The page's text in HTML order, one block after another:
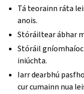
Tá teorainn ráta
anois.
Stóráiltear ábhar
Stóráil
iniúchta.
Iarr dearbhú
cur cumainn nua